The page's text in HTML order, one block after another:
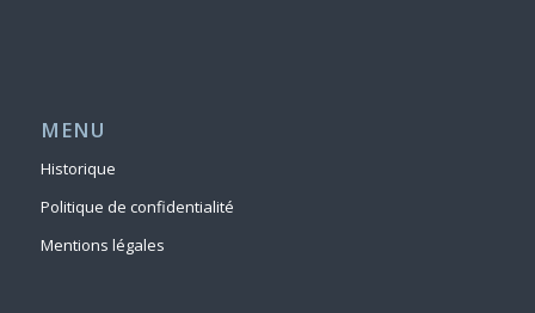
MENU
Historique
Politique de confidentialité
Mentions légales